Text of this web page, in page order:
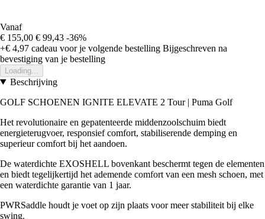
Vanaf
€ 155,00 € 99,43 -36%
+€ 4,97 cadeau voor je volgende bestelling Bijgeschreven na
bevestiging van je bestelling
Loading...
Beschrijving
GOLF SCHOENEN IGNITE ELEVATE 2 Tour | Puma Golf
Het revolutionaire en gepatenteerde middenzoolschuim biedt
energieterugvoer, responsief comfort, stabiliserende demping en
superieur comfort bij het aandoen.
De waterdichte EXOSHELL bovenkant beschermt tegen de elementen
en biedt tegelijkertijd het ademende comfort van een mesh schoen, met
een waterdichte garantie van 1 jaar.
PWRSaddle houdt je voet op zijn plaats voor meer stabiliteit bij elke
swing.